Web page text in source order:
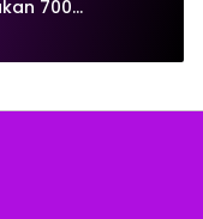
700